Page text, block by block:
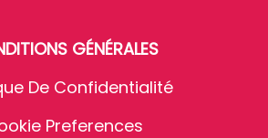
GÉNÉRALES
De Confidentialité
Preferences